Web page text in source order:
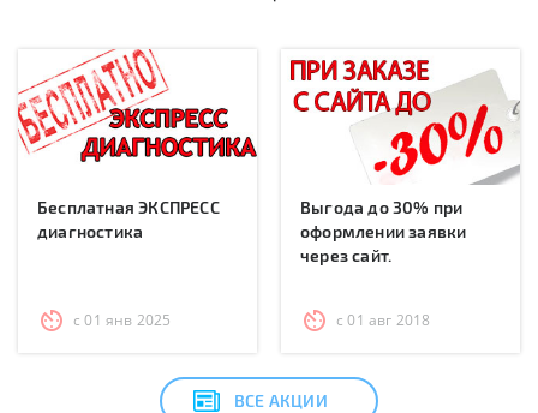
Бесплатная ЭКСПРЕСС
диагностика
с 01 янв 2025
Выгода до 30% при
оформлении заявки
через сайт.
с 01 авг 2018
ВСЕ АКЦИИ